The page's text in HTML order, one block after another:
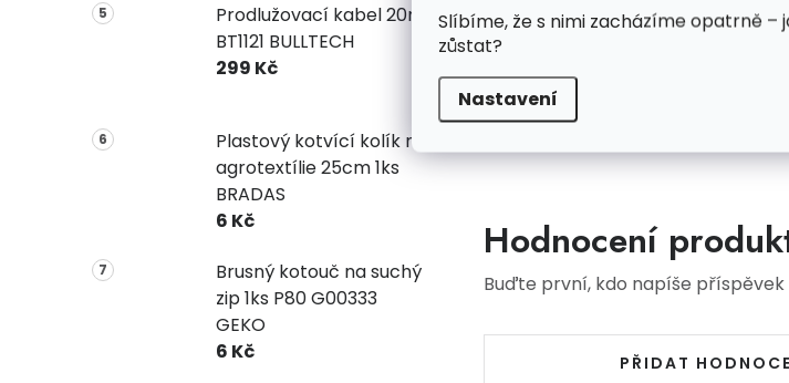
Slíbíme, že s nimi zacházíme opatrně –
zůstat?
Nastavení
Prodlužovací kabel 20m
BT1121 BULLTECH
299 Kč
Plastový kotvící kolík na
agrotextílie 25cm 1ks
BRADAS
6 Kč
Brusný kotouč na suchý
zip 1ks P80 G00333
GEKO
6 Kč
mm
Hodnocení
Buďte první, kdo napíše
PŘIDAT